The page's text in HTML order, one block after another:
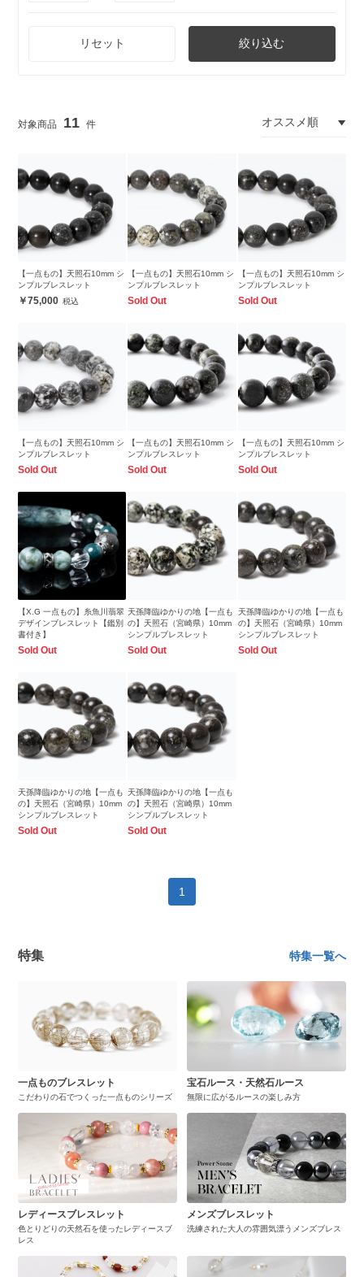
リセット 絞り込む
11
【一点もの】天照石10mm シ
ンプルブレスレット
75,000
【一点もの】天照石10mm シ
ンプルブレスレット
Sold Out
【一点もの】天照石10mm シ
ンプルブレスレット
Sold Out
【一点もの】天照石10mm シ
ンプルブレスレット
Sold Out
【一点もの】天照石10mm シ
ンプルブレスレット
Sold Out
【一点もの】天照石10mm シ
ンプルブレスレット
Sold Out
【X.G 一点もの】糸魚川翡翠
デザインブレスレット【鑑別
書付き】
Sold Out
天孫降臨ゆかりの地【一点も
の】天照石（宮崎県）10mm
シンプルブレスレット
Sold Out
天孫降臨ゆかりの地【一点も
の】天照石（宮崎県）10mm
シンプルブレスレット
Sold Out
天孫降臨ゆかりの地【一点も
の】天照石（宮崎県）10mm
シンプルブレスレット
Sold Out
天孫降臨ゆかりの地【一点も
の】天照石（宮崎県）10mm
シンプルブレスレット
Sold Out
1
特集 特集一覧へ
一点ものブレスレット
こだわりの石でつくった一点ものシリーズ
宝石ルース・天然石ルース
無限に広がるルースの楽しみ方
レディースブレスレット
色とりどりの天然石を使ったレディースブ
レス
メンズブレスレット
洗練された大人の雰囲気漂うメンズブレス